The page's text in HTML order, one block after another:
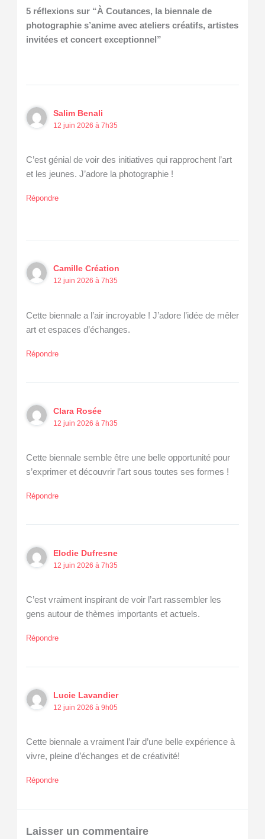
5 réflexions sur “À Coutances, la biennale de
photographie s’anime avec ateliers créatifs, artistes
invitées et concert exceptionnel”
Salim Benali
12 juin 2026 à 7h35
C’est génial de voir des initiatives qui rapprochent l’art
et les jeunes. J’adore la photographie !
Répondre
Camille Création
12 juin 2026 à 7h35
Cette biennale a l’air incroyable ! J’adore l’idée de mêler
art et espaces d’échanges.
Répondre
Clara Rosée
12 juin 2026 à 7h35
Cette biennale semble être une belle opportunité pour
s’exprimer et découvrir l’art sous toutes ses formes !
Répondre
Elodie Dufresne
12 juin 2026 à 7h35
C’est vraiment inspirant de voir l’art rassembler les
gens autour de thèmes importants et actuels.
Répondre
Lucie Lavandier
12 juin 2026 à 9h05
Cette biennale a vraiment l’air d’une belle expérience à
vivre, pleine d’échanges et de créativité!
Répondre
Laisser un commentaire